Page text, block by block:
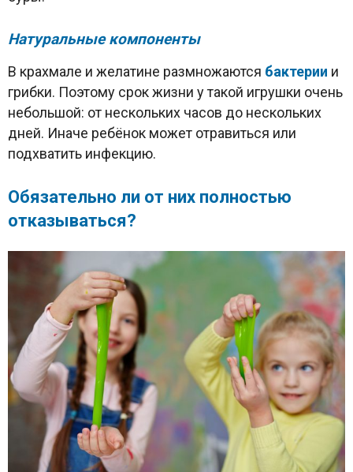
Натуральные компоненты
В крахмале и желатине размножаются бактерии и
грибки. Поэтому срок жизни у такой игрушки очень
небольшой: от нескольких часов до нескольких
дней. Иначе ребёнок может отравиться или
подхватить инфекцию.
Обязательно ли от них полностью
отказываться?